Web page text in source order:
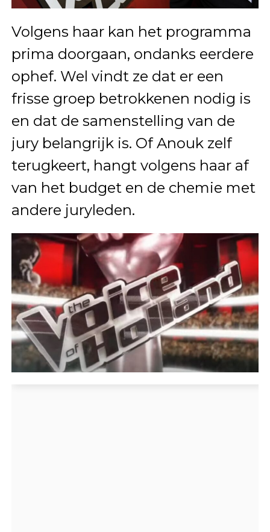
Volgens haar kan het programma
prima doorgaan, ondanks eerdere
ophef. Wel vindt ze dat er een
frisse groep betrokkenen nodig is
en dat de samenstelling van de
jury belangrijk is. Of Anouk zelf
terugkeert, hangt volgens haar af
van het budget en de chemie met
andere juryleden.